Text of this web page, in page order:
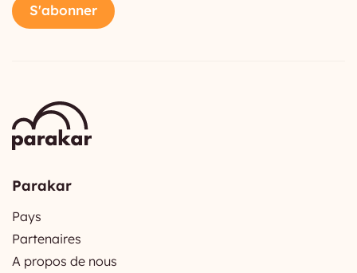
S'abonner
Parakar
Pays
Partenaires
A propos de nous